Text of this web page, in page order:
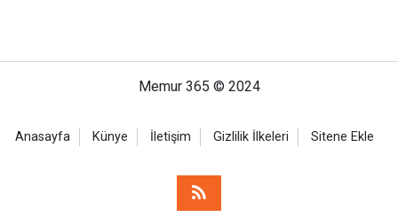
Memur 365 © 2024
Anasayfa Künye İletişim Gizlilik İlkeleri Sitene Ekle